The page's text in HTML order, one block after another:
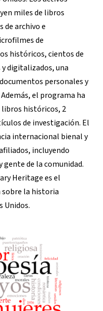
miles de libros
archivo e
de
históricos, cientos de
digitalizados, una
personales y
el programa ha
libros históricos, 2
de investigación. El
internacional bienal y
incluyendo
de la comunidad.
Heritage es el
la historia
Unidos.